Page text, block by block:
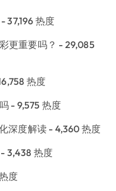
- 37,196 热度
更重要吗？ - 29,085
热度
- 9,575 热度
深度解读 - 4,360 热度
- 3,438 热度
度